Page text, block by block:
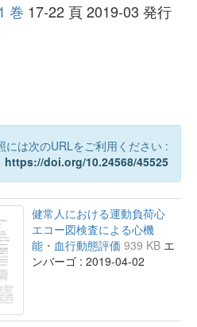
巻 17-22 頁 2019-03 発行
には次のURLをご利用ください :
https://doi.org/10.24568/45525
健常人における運動負荷心
エコー図検査による心機
能・血行動態評価 939 KB エ
ンバーゴ : 2019-04-02